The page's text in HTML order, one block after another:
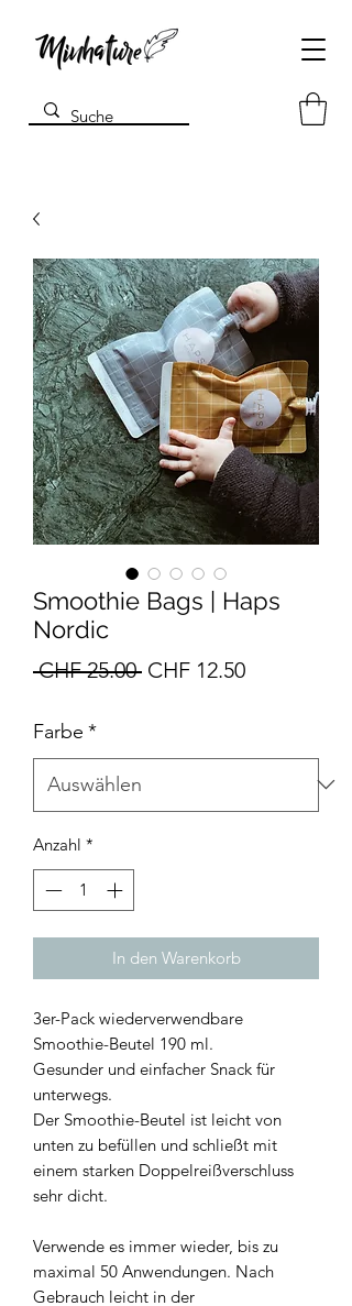
Smoothie Bags | Haps
Nordic
CHF 25.00 Standardpreis
CHF 12.50Sale-
Farbe *
Anzahl *
In den Warenkorb
3er-Pack wiederverwendbare
Smoothie-Beutel 190 ml.
Gesunder und einfacher Snack für
unterwegs.
Der Smoothie-Beutel ist leicht von
unten zu befüllen und schließt mit
einem starken Doppelreißverschluss
sehr dicht.
Verwende es immer wieder, bis zu
maximal 50 Anwendungen. Nach
Gebrauch leicht in der